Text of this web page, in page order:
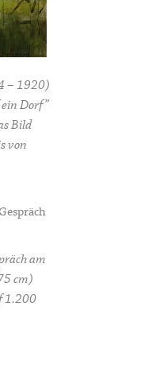
– 1920)
Dorf”
Bild
von
am
cm)
1.200